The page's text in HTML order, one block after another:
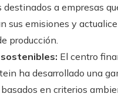
a empresas
sus emisiones y
producción.
El centro
ha desarrollado una
en criterios